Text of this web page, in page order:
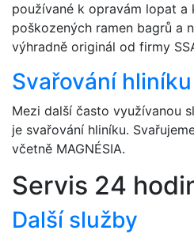
používané k opravám lopat a
poškozených ramen bagrů a
výhradně originál od firmy
Svařování hliníku
Mezi další často využívanou
je svařování hliníku.
včetně MAGNÉSIA.
Servis 24
Další služby